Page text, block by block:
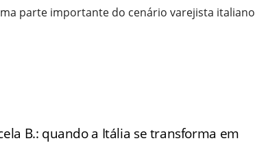
parte importante do cenário varejista italiano
B.: quando a Itália se transforma em